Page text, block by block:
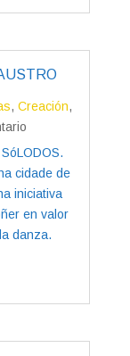
, Creación,
cidade de
iniciativa
en valor
danza.